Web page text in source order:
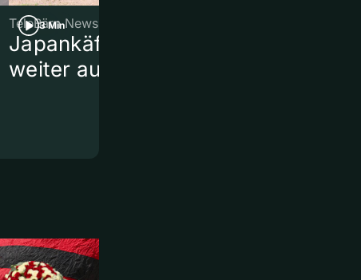
3 Min
TeleBärn News
Japankäfer breitet sich
weiter aus